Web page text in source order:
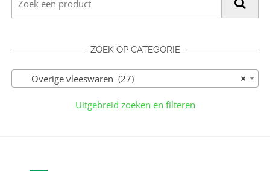
ZOEK OP CATEGORIE
×
Overige vleeswaren (27)
Uitgebreid zoeken en filteren